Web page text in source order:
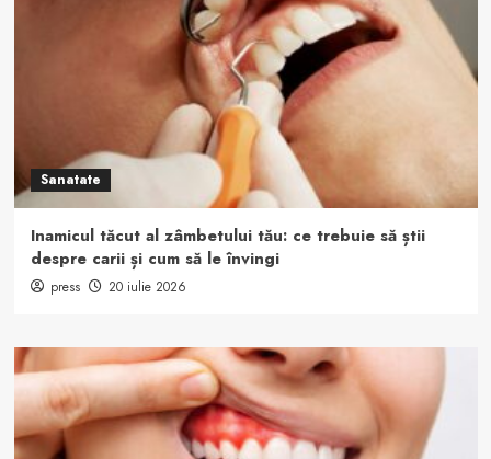
Sanatate
Inamicul tăcut al zâmbetului tău: ce trebuie să știi
despre carii și cum să le învingi
press 20 iulie 2026